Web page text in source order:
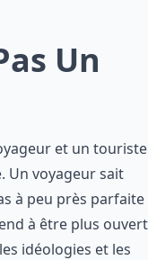
Un
et un
Un voyageur sait
à peu près parfaite
à être plus ouvert
idéologies et les